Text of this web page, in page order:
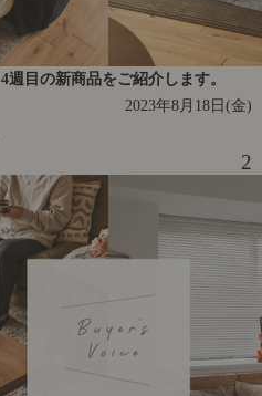
週目の新商品をご紹介します。
2023年8月18日(金)
2